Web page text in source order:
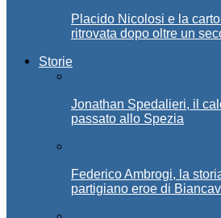
Placido Nicolosi e la
ritrovata dopo oltre un
Storie
Jonathan Spedalieri, il
passato allo Spezia
Federico Ambrogi, la
partigiano eroe di